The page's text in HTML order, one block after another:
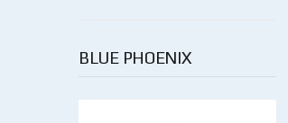
BLUE PHOENIX